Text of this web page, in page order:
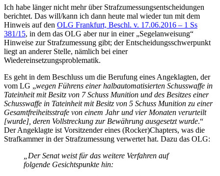
Ich habe länger nicht mehr über Strafzumessungsentscheidungen
berichtet. Das will/kann ich dann heute mal wieder tun mit dem
Hinweis auf den OLG Frankfurt, Beschl. v. 17.06.2016 – 1 Ss
381/15, in dem das OLG aber nur in einer „Segelanweisung“
Hinweise zur Strafzumessung gibt; der Entscheidungsschwerpunkt
liegt an anderer Stelle, nämlich bei einer
Wiedereinsetzungsproblematik.
Es geht in dem Beschluss um die Berufung eines Angeklagten, der
vom LG „wegen Führens einer halbautomatisierten Schusswaffe in
Tateinheit mit Besitz von 7 Schuss Munition und des Besitzes einer
Schusswaffe in Tateinheit mit Besitz von 5 Schuss Munition zu einer
Gesamtfreiheitsstrafe von einem Jahr und vier Monaten verurteilt
[wurde], deren Vollstreckung zur Bewährung ausgesetzt wurde.“
Der Angeklagte ist Vorsitzender eines (Rocker)Chapters, was die
Strafkammer in der Strafzumessung verwertet hat. Dazu das OLG:
„Der Senat weist für das weitere Verfahren auf
folgende Gesichtspunkte hin: